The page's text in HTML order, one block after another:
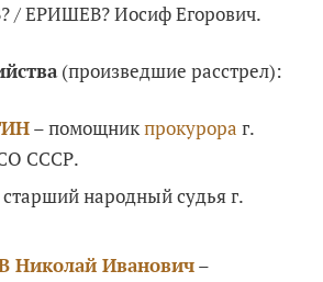
/ ЕРИШЕВ? Иосиф Егорович.
(произведшие расстрел):
– помощникпрокурора г.
СССР.
народный судья г.
Николай Иванович–